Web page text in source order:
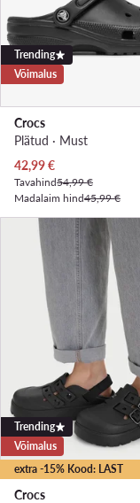
Trending
Võimalus
Crocs
Plätud · Must
Praegune hind
42,99€
Tavahind54,99 €
Madalaim hind45,99 €
extra -15% Kood: LAST
Trending
Võimalus
Crocs